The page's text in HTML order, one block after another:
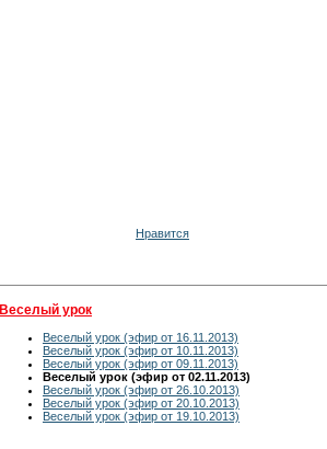
Нравится
Веселый урок
Веселый урок (эфир от 16.11.2013)
Веселый урок (эфир от 10.11.2013)
Веселый урок (эфир от 09.11.2013)
Веселый урок (эфир от 02.11.2013)
Веселый урок (эфир от 26.10.2013)
Веселый урок (эфир от 20.10.2013)
Веселый урок (эфир от 19.10.2013)